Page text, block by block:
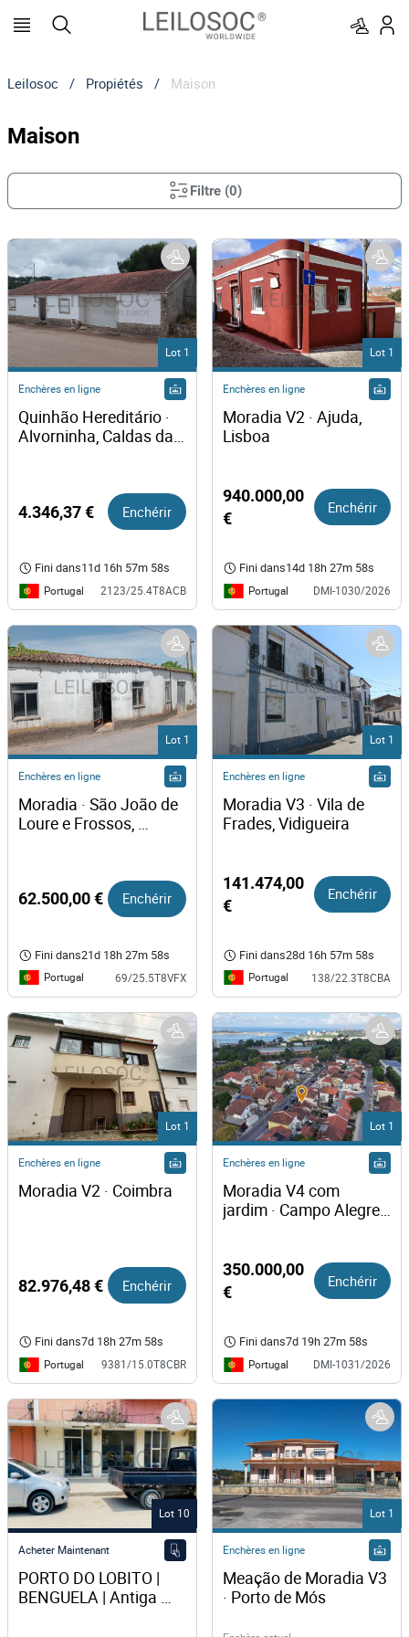
Leilosoc / Propiétés / Maison
Maison
Filtre(0)
Lot 1
Enchères en ligne
Quinhão Hereditário ·
Alvorninha, Caldas da
4.346,37 € Enchérir
Fini dans11d 16h 57m 58s
Portugal 2123/25.4T8ACB
Lot 1
Enchères en ligne
Moradia V2 · Ajuda,
Lisboa
940.000,00
€
Enchérir
Fini dans14d 18h 27m 58s
Portugal DMI-1030/2026
Lot 1
Enchères en ligne
Moradia · São João de
Loure e Frossos,
62.500,00 € Enchérir
Fini dans21d 18h 27m 58s
Portugal 69/25.5T8VFX
Lot 1
Enchères en ligne
Moradia V3 · Vila de
Frades, Vidigueira
141.474,00
€
Enchérir
Fini dans28d 16h 57m 58s
Portugal 138/22.3T8CBA
Lot 1
Enchères en ligne
Moradia V2 · Coimbra
82.976,48 € Enchérir
Fini dans7d 18h 27m 58s
Portugal 9381/15.0T8CBR
Lot 1
Enchères en ligne
Moradia V4 com
jardim · Campo Alegre,
350.000,00
€
Enchérir
Fini dans7d 19h 27m 58s
Portugal DMI-1031/2026
Lot 10
Acheter Maintenant
PORTO DO LOBITO |
BENGUELA | Antiga
Lot 1
Enchères en ligne
Meação de Moradia V3
· Porto de Mós